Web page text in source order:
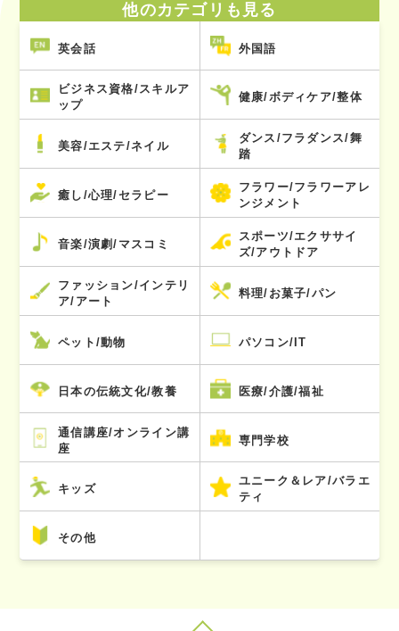
他のカテゴリも見る
英会話 外国語
ビジネス資格/スキルア
ップ
健康/ボディケア/整体
美容/エステ/ネイル
ダンス/フラダンス/舞
踏
癒し/心理/セラピー
フラワー/フラワーアレ
ンジメント
音楽/演劇/マスコミ
スポーツ/エクササイ
ズ/アウトドア
ファッション/インテリ
ア/アート
料理/お菓子/パン
ペット/動物 パソコン/IT
日本の伝統文化/教養 医療/介護/福祉
通信講座/オンライン講
座
専門学校
キッズ
ユニーク＆レア/バラエ
ティ
その他